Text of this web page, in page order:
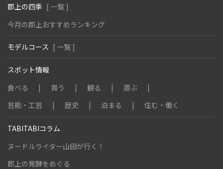
郡上の四季 [ 一覧 ]
今月の郡上おすすめランキング
モデルコース [ 一覧 ]
スポット情報
食べる
買う 観る
遊ぶ
芸能・工芸
歴史 泊まる 住む・働く
TABITABIコラム
ヌードルライター山田が行く！
郡上の発酵をめぐる